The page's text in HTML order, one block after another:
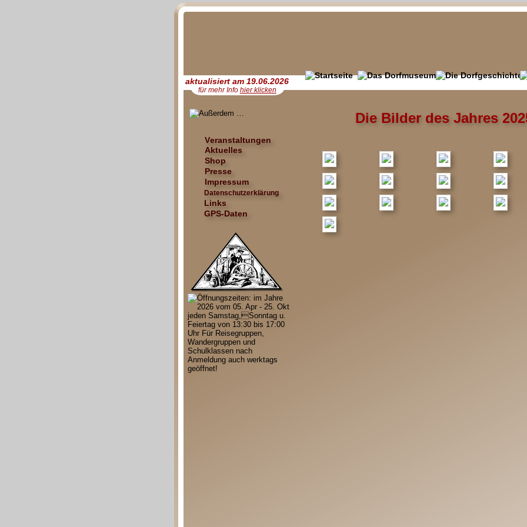
Die Bilder des Jahres
Veranstaltungen
Shop
Presse
Impressum
Aktuelles
Links
Datenschutzerklärung
GPS-Daten
aktualisiert am 19.06.2026
für mehr Info hier klicken